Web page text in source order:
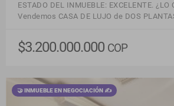
ESTADO DEL INMUEBLE: EXCELENTE. ¿LO
Vendemos CASA DE LUJO de DOS
$3.200.000.000 COP
🤝 INMUEBLE EN NEGOCIACIÓN ✍